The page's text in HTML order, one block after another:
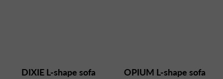
DIXIE L-shape sofa OPIUM L-shape sofa